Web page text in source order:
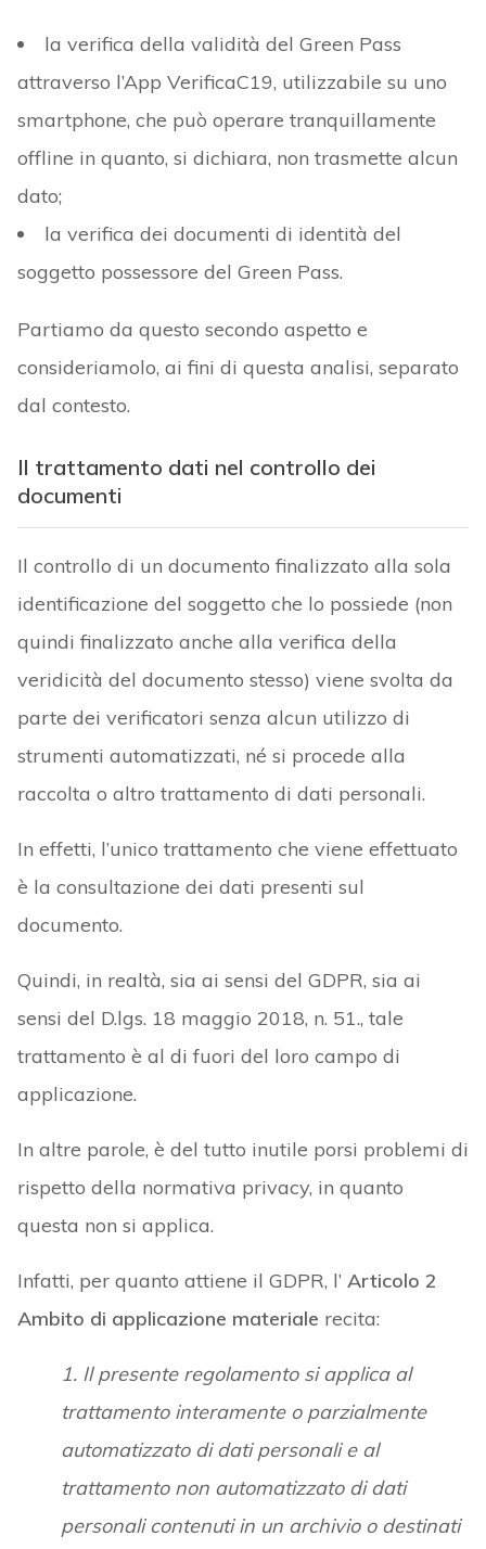
la verifica della validità del Green Pass
attraverso l’App VerificaC19, utilizzabile su uno
smartphone, che può operare tranquillamente
offline in quanto, si dichiara, non trasmette alcun
dato;
la verifica dei documenti di identità del
soggetto possessore del Green Pass.
Partiamo da questo secondo aspetto e
consideriamolo, ai fini di questa analisi, separato
dal contesto.
Il trattamento dati nel controllo dei
documenti
Il controllo di un documento finalizzato alla sola
identificazione del soggetto che lo possiede (non
quindi finalizzato anche alla verifica della
veridicità del documento stesso) viene svolta da
parte dei verificatori senza alcun utilizzo di
strumenti automatizzati, né si procede alla
raccolta o altro trattamento di dati personali.
In effetti, l’unico trattamento che viene effettuato
è la consultazione dei dati presenti sul
documento.
Quindi, in realtà, sia ai sensi del GDPR, sia ai
sensi del D.lgs. 18 maggio 2018, n. 51., tale
trattamento è al di fuori del loro campo di
applicazione.
In altre parole, è del tutto inutile porsi problemi di
rispetto della normativa privacy, in quanto
questa non si applica.
Infatti, per quanto attiene il GDPR, l’ Articolo 2
Ambito di applicazione materiale recita:
1. Il presente regolamento si applica al
trattamento interamente o parzialmente
automatizzato di dati personali e al
trattamento non automatizzato di dati
personali contenuti in un archivio o destinati